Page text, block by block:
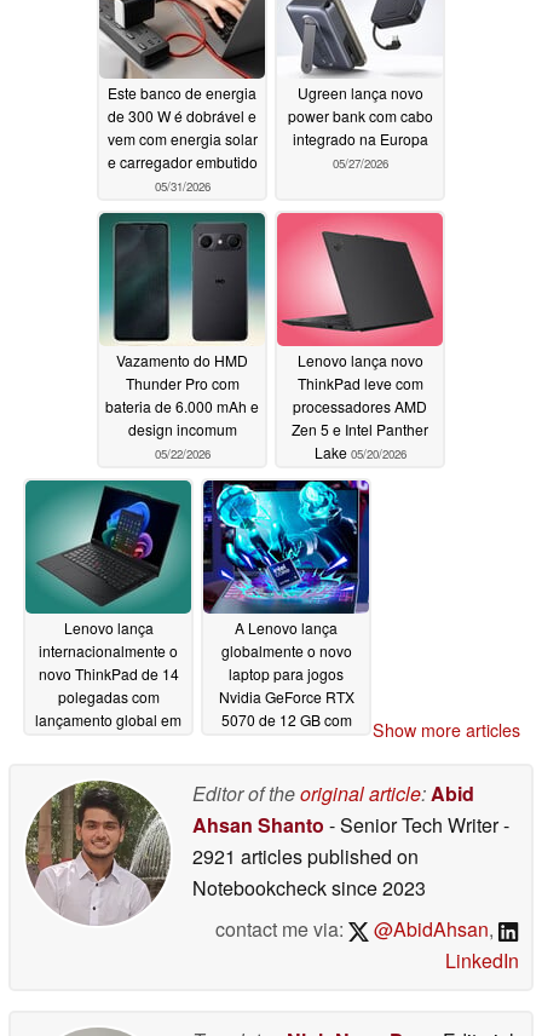
Este banco de energia
de 300 W é dobrável e
vem com energia solar
e carregador embutido
05/31/2026
Ugreen lança novo
power bank com cabo
integrado na Europa
05/27/2026
Vazamento do HMD
Thunder Pro com
bateria de 6.000 mAh e
design incomum
05/22/2026
Lenovo lança novo
ThinkPad leve com
processadores AMD
Zen 5 e Intel Panther
Lake 05/20/2026
Lenovo lança
internacionalmente o
novo ThinkPad de 14
polegadas com
lançamento global em
A Lenovo lança
globalmente o novo
laptop para jogos
Nvidia GeForce RTX
5070 de 12 GB com
Show more articles
Editor of theoriginal article:Abid
Ahsan Shanto - Senior Tech Writer-
2921 articles published on
Notebookchecksince 2023
contact me via:
@AbidAhsan,
LinkedIn